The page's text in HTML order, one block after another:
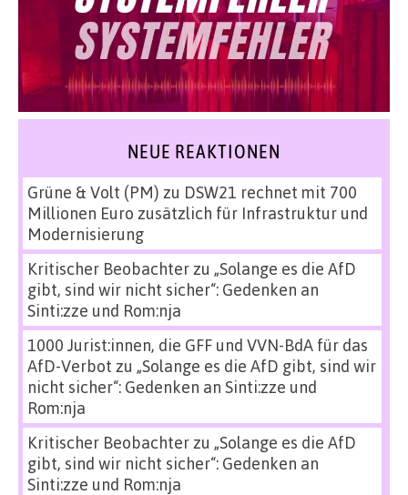
NEUE REAKTIONEN
Grüne & Volt (PM) zu DSW21 rechnet mit 700
Millionen Euro zusätzlich für Infrastruktur und
Modernisierung
Kritischer Beobachterzu „Solange es die AfD
gibt, sind wir nicht sicher“: Gedenken an
Sinti:zze und Rom:nja
1000 Jurist:innen, die GFF und VVN-BdA für das
AfD-Verbot zu „Solange es die AfD gibt, sind wir
nicht sicher“: Gedenken an Sinti:zze und
Rom:nja
Kritischer Beobachterzu „Solange es die AfD
gibt, sind wir nicht sicher“: Gedenken an
Sinti:zze und Rom:nja